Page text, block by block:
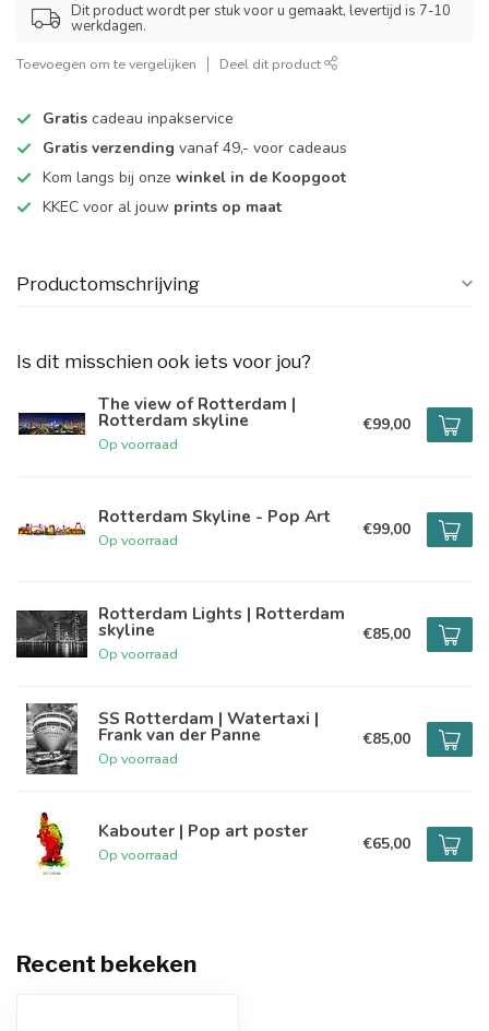
Dit product wordt per stuk voor u gemaakt, levertijd is 7-10
werkdagen.
Toevoegen om te vergelijken Deel dit product
Gratis cadeau inpakservice
Gratis verzending vanaf 49,- voor cadeaus
Kom langs bij onze winkel in de Koopgoot
KKEC voor al jouw prints op maat
Productomschrijving
Is dit misschien ook iets voor jou?
The view of Rotterdam |
Rotterdam skyline
Op voorraad
€99,00
Rotterdam Skyline - Pop Art
Op voorraad
€99,00
Rotterdam Lights | Rotterdam
skyline
Op voorraad
€85,00
SS Rotterdam | Watertaxi |
Frank van der Panne
Op voorraad
€85,00
Kabouter | Pop art poster
Op voorraad
€65,00
Recent bekeken